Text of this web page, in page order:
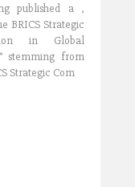
published a ,
BRICS Strategic
in Global
stemming from
Strategic Com